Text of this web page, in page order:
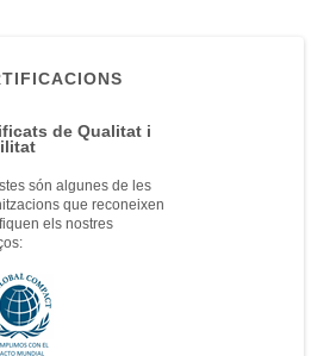
de Qualitat i
són algunes de les
que reconeixen
els nostres
: